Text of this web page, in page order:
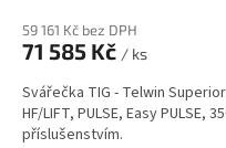
59 161 Kč bez DPH
71 585 Kč / ks
Svářečka TIG - Telwin Superior
HF/LIFT, PULSE, Easy PULSE,
příslušenstvím.